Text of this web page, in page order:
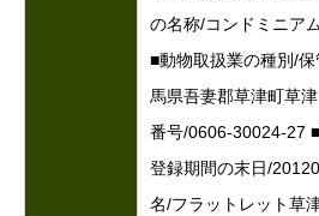
の名称/コンドミニア
■動物取扱業の種別/
馬県吾妻郡草津町草
番号/0606-30024-27
登録期間の末日/
名/フラットレット草